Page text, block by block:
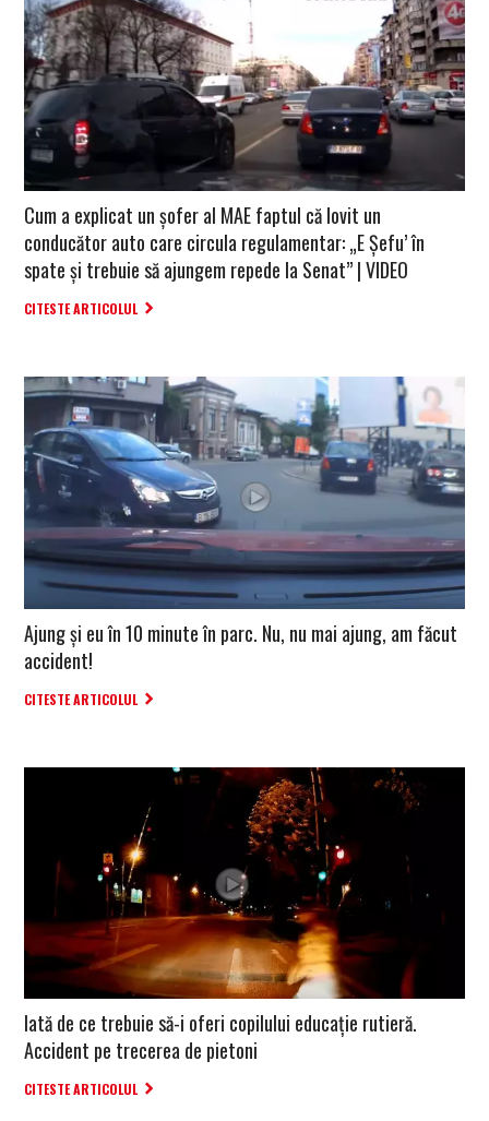
Cum a explicat un șofer al MAE faptul că lovit un
conducător auto care circula regulamentar: „E Șefu’ în
spate și trebuie să ajungem repede la Senat” | VIDEO
CITESTE ARTICOLUL
Ajung și eu în 10 minute în parc. Nu, nu mai ajung, am făcut
accident!
CITESTE ARTICOLUL
Iată de ce trebuie să-i oferi copilului educație rutieră.
Accident pe trecerea de pietoni
CITESTE ARTICOLUL